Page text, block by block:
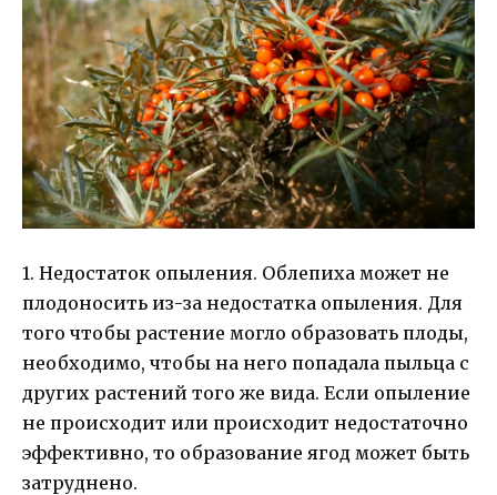
1. Недостаток опыления. Облепиха может не
плодоносить из-за недостатка опыления. Для
того чтобы растение могло образовать плоды,
необходимо, чтобы на него попадала пыльца с
других растений того же вида. Если опыление
не происходит или происходит недостаточно
эффективно, то образование ягод может быть
затруднено.